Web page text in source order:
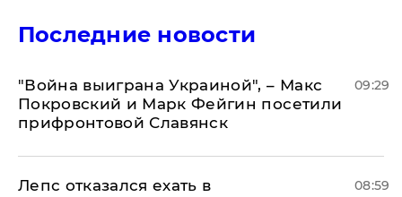
Последние новости
"Война выиграна Украиной", – Макс
Покровский и Марк Фейгин посетили
прифронтовой Славянск
09:29
Лепс отказался ехать в
08:59